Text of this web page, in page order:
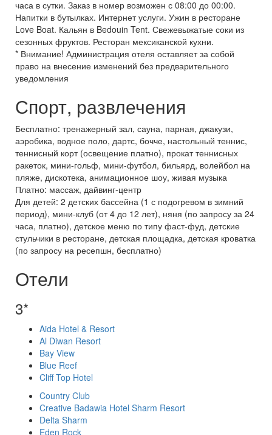
часа в сутки. Заказ в номер возможен с 08:00 до 00:00.
Напитки в бутылках. Интернет услуги. Ужин в ресторане
Love Boat. Кальян в Bedouin Tent. Свежевыжатые соки из
сезонных фруктов. Ресторан мексиканской кухни.
* Внимание! Администрация отеля оставляет за собой
право на внесение изменений без предварительного
уведомления
Спорт, развлечения
Бесплатно: тренажерный зал, сауна, парная, джакузи,
аэробика, водное поло, дартс, бочче, настольный теннис,
теннисный корт (освещение платно), прокат теннисных
ракеток, мини-гольф, мини-футбол, бильярд, волейбол на
пляже, дискотека, анимационное шоу, живая музыка
Платно: массаж, дайвинг-центр
Для детей: 2 детских бассейна (1 с подогревом в зимний
период), мини-клуб (от 4 до 12 лет), няня (по запросу за 24
часа, платно), детское меню по типу фаст-фуд, детские
стульчики в ресторане, детская площадка, детская кроватка
(по запросу на ресепшн, бесплатно)
Отели
3*
Aida Hotel & Resort
Al Diwan Resort
Bay View
Blue Reef
Cliff Top Hotel
Country Club
Creative Badawia Hotel Sharm Resort
Delta Sharm
Eden Rock